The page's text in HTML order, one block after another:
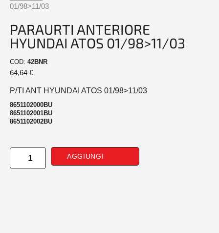
01/98>11/03
PARAURTI ANTERIORE
HYUNDAI ATOS 01/98>11/03
COD: 42BNR
64,64 €
P/TI ANT HYUNDAI ATOS 01/98>11/03
8651102000BU
8651102001BU
8651102002BU
PARAURTI
ANTERIORE
AGGIUNGI